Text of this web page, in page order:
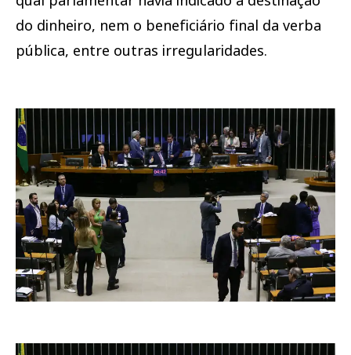
do dinheiro, nem o beneficiário final da verba
pública, entre outras irregularidades.